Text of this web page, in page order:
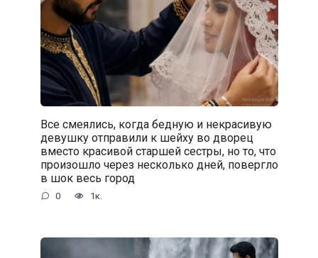
Все смеялись, когда бедную и некрасивую
девушку отправили к шейху во дворец
вместо красивой старшей сестры, но то, что
произошло через несколько дней, повергло
в шок весь город
0 1к.